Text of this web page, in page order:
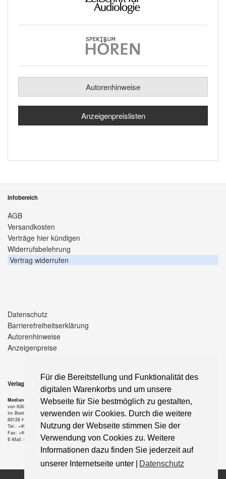
Für die Bereitstellung und Funktionalität des
digitalen Warenkorbs und um unsere
Webseite für Sie bestmöglich zu gestalten,
verwenden wir Cookies. Durch die weitere
Nutzung der Webseite stimmen Sie der
Verwendung von Cookies zu. Weitere
Informationen dazu finden Sie jederzeit auf
unserer Internetseite unter |
Datenschutz
Autorenhinweise
Anzeigenpreislisten
Infobereich
AGB
Versandkosten
Verträge hier kündigen
Widerrufsbelehrung
Vertrag widerrufen
Datenschutz
Barrierefreiheitserklärung
Autorenhinweise
Anzeigenpreise
Verlag
Median-Verlag
von Killisch-Horn GmbH
Im Breitspiel 11 a
69126 Heidelberg
Tel.: +49-6221-90 509-0
Fax: +49-6221-90 509-20
E-Mail: info@median-verlag.de